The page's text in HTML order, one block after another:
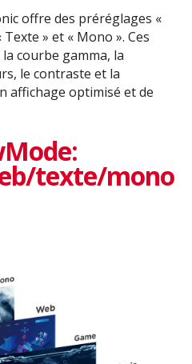
offre des préréglages «
Texte » et « Mono ». Ces
courbe gamma, la
le contraste et la
affichage optimisé et de
texte/mono